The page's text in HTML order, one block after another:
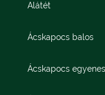
Alátét
Ácskapocs balos
Ácskapocs egyenes